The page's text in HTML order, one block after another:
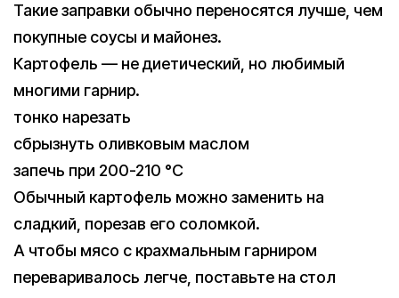
Такие заправки обычно переносятся лучше, чем
покупные соусы и майонез.
Картофель — не диетический, но любимый
многими гарнир.
тонко нарезать
сбрызнуть оливковым маслом
запечь при 200-210 °C
Обычный картофель можно заменить на
сладкий, порезав его соломкой.
А чтобы мясо с крахмальным гарниром
переваривалось легче, поставьте на стол